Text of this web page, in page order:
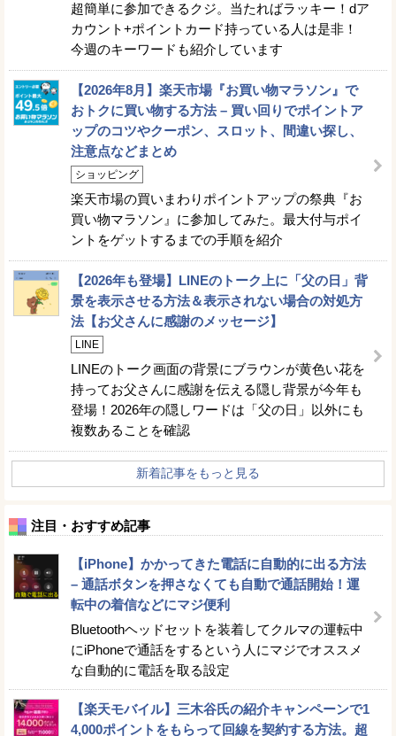
超簡単に参加できるクジ。当たればラッキー！dア
カウント+ポイントカード持っている人は是非！
今週のキーワードも紹介しています
【2026年8月】楽天市場『お買い物マラソン』で
おトクに買い物する方法 – 買い回りでポイントア
ップのコツやクーポン、スロット、間違い探し、
注意点などまとめ
ショッピング
楽天市場の買いまわりポイントアップの祭典『お
買い物マラソン』に参加してみた。最大付与ポイ
ントをゲットするまでの手順を紹介
【2026年も登場】LINEのトーク上に「父の日」背
景を表示させる方法＆表示されない場合の対処方
法【お父さんに感謝のメッセージ】
LINE
LINEのトーク画面の背景にブラウンが黄色い花を
持ってお父さんに感謝を伝える隠し背景が今年も
登場！2026年の隠しワードは「父の日」以外にも
複数あることを確認
新着記事をもっと見る
注目・おすすめ記事
【iPhone】かかってきた電話に自動的に出る方法
– 通話ボタンを押さなくても自動で通話開始！運
転中の着信などにマジ便利
Bluetoothヘッドセットを装着してクルマの運転中
にiPhoneで通話をするという人にマジでオススメ
な自動的に電話を取る設定
【楽天モバイル】三木谷氏の紹介キャンペーンで1
4,000ポイントをもらって回線を契約する方法。超